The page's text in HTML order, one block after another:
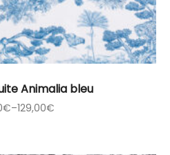
Animalia bleu
€–129,00€